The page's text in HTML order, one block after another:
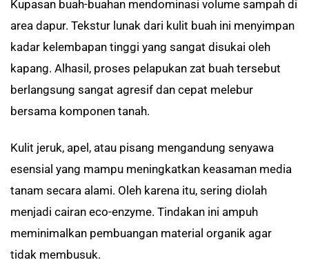
Kupasan buah-buahan mendominasi volume sampah di
area dapur. Tekstur lunak dari kulit buah ini menyimpan
kadar kelembapan tinggi yang sangat disukai oleh
kapang. Alhasil, proses pelapukan zat buah tersebut
berlangsung sangat agresif dan cepat melebur
bersama komponen tanah.
Kulit jeruk, apel, atau pisang mengandung senyawa
esensial yang mampu meningkatkan keasaman media
tanam secara alami. Oleh karena itu, sering diolah
menjadi cairan eco-enzyme. Tindakan ini ampuh
meminimalkan pembuangan material organik agar
tidak membusuk.